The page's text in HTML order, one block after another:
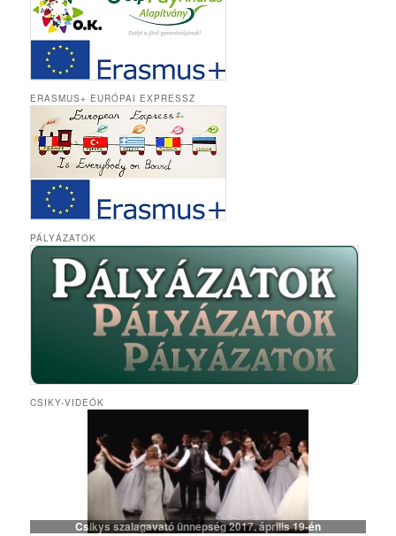
ERASMUS+ EURÓPAI EXPRESSZ
PÁLYÁZATOK
CSIKY-VIDEÓK
Csikys szalagavató ünnepség 2017. április 19-én